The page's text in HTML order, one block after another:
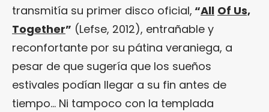
transmitía su primer disco oficial, “All Of Us,
Together” (Lefse, 2012), entrañable y
reconfortante por su pátina veraniega, a
pesar de que sugería que los sueños
estivales podían llegar a su fin antes de
tiempo… Ni tampoco con la templada